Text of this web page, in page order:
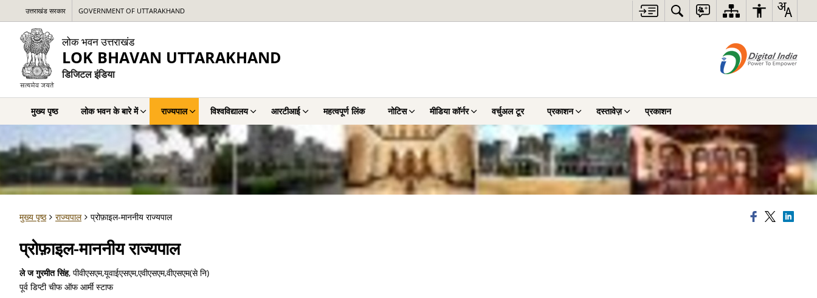
उत्तराखंड सरकार GOVERNMENT OF UTTARAKHAND
लोक भवन उत्तराखंड
LOK BHAVAN UTTARAKHAND
डिजिटल इंडिया
मुख्य पृष्ठ लोक भवन के बारे में राज्यपाल विश्वविद्यालय आरटीआई महत्वपूर्ण लिंक नोटिस मीडिया कॉर्नर वर्चुअल टूर प्रकाशन दस्तावेज़ प्रकाशन
मुख्य पृष्ठ राज्यपाल प्रोफ़ाइल-माननीय राज्यपाल
प्रोफ़ाइल-माननीय राज्यपाल
ले ज गुरमीत सिंह, पीवीएसएम,यूवाईएसएम,एवीएसएम,वीएसएम(से नि)
पूर्व डिप्टी चीफ ऑफ आर्मी स्टाफ